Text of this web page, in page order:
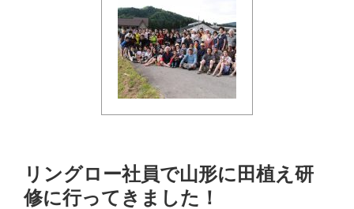
リングロー社員で山形に田植え研
修に行ってきました！